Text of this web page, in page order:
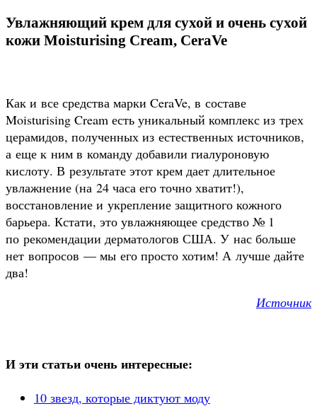
Увлажняющий крем для сухой и очень сухой
кожи Moisturising Cream, CeraVe
Как и все средства марки CeraVe, в составе
Moisturising Cream есть уникальный комплекс из трех
церамидов, полученных из естественных источников,
а еще к ним в команду добавили гиалуроновую
кислоту. В результате этот крем дает длительное
увлажнение (на 24 часа его точно хватит!),
восстановление и укрепление защитного кожного
барьера. Кстати, это увлажняющее средство № 1
по рекомендации дерматологов США. У нас больше
нет вопросов — мы его просто хотим! А лучше дайте
два!
Источник
И эти статьи очень интересные:
10 звезд, которые диктуют моду